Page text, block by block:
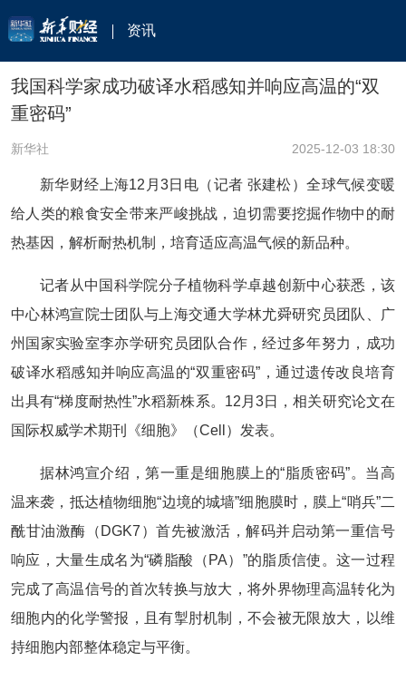
资讯
我国科学家成功破译水稻感知并响应高温的“双
重密码”
新华社 2025-12-03 18:30
新华财经上海12月3日电（记者 张建松）全球气候变暖
给人类的粮食安全带来严峻挑战，迫切需要挖掘作物中的耐
热基因，解析耐热机制，培育适应高温气候的新品种。
记者从中国科学院分子植物科学卓越创新中心获悉，该
中心林鸿宣院士团队与上海交通大学林尤舜研究员团队、广
州国家实验室李亦学研究员团队合作，经过多年努力，成功
破译水稻感知并响应高温的“双重密码”，通过遗传改良培育
出具有“梯度耐热性”水稻新株系。12月3日，相关研究论文在
国际权威学术期刊《细胞》（Cell）发表。
据林鸿宣介绍，第一重是细胞膜上的“脂质密码”。当高
温来袭，抵达植物细胞“边境的城墙”细胞膜时，膜上“哨兵”二
酰甘油激酶（DGK7）首先被激活，解码并启动第一重信号
响应，大量生成名为“磷脂酸（PA）”的脂质信使。这一过程
完成了高温信号的首次转换与放大，将外界物理高温转化为
细胞内的化学警报，且有掣肘机制，不会被无限放大，以维
持细胞内部整体稳定与平衡。